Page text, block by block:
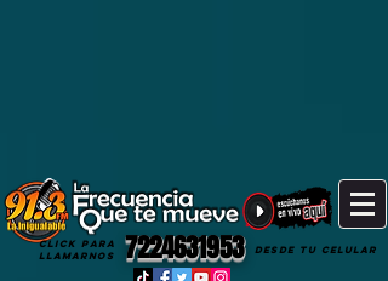
7224631953
CLICK PARA
LLAMARNOS
DESDE TU CELULAR